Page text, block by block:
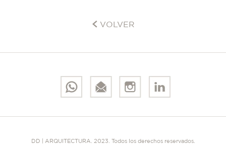
VOLVER
DD | ARQUITECTURA. 2023. Todos los derechos reservados.